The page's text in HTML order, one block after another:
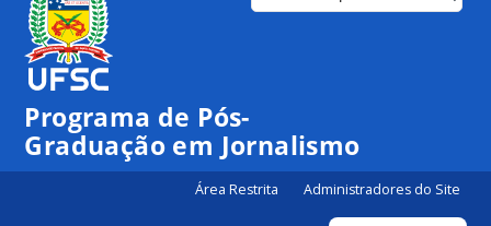
Participe
Programa de Pós-
Graduação em Jornalismo
Área Restrita Administradores do Site